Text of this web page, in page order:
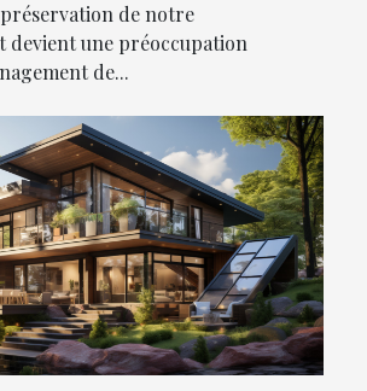
de notre
devient une préoccupation
de...